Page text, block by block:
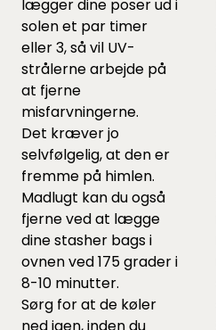
lægger dine poser ud i
solen et par timer
eller 3, så vil UV-
strålerne arbejde på
at fjerne
misfarvningerne.
Det kræver jo
selvfølgelig, at den er
fremme på himlen.
Madlugt kan du også
fjerne ved at lægge
dine stasher bags i
ovnen ved 175 grader i
8-10 minutter.
Sørg for at de køler
ned igen, inden du